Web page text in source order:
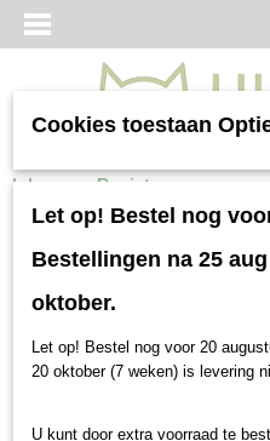
Inloggen Registreren
Cookies toestaan
Let op! Bestel nog
Bestellingen na 25
oktober.
Let op! Bestel nog voor 20
20 oktober (7 weken) is levering
U kunt door extra voorraad te